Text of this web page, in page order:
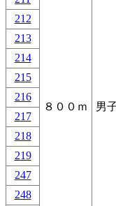
８００ｍ 男
212
213
214
215
216
217
218
219
247
248